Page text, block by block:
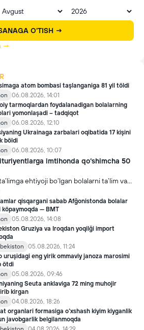
O'TISH →
→
atom bombasi taşlanganiga 81 yil töldi
06.08.2026, 14:01
tarmoqlardan foydalanadigan bolalarning
yomonlaşadi – tadqiqot
06.08.2026, 12:10
Ukrainaga zarbalari oqibatida 17 kişini
böldi
06.08.2026, 10:07
imtihonda qo‘shimcha 50
ehtiyoji bo‘lgan bolalarni ta’lim va
olish tizimini takomillashtirish
tadbirlar to‘g‘risida"gi qarori bilan
qator yangi mexanizmlar joriy etilmoqda.
qisqargani sabab Afğonistonda bolalar
köpaymoqda — BMT
05.08.2026, 14:08
Gruziya va Iroqdan yoqilği import
05.08.2026, 11:24
uruşidagi eng yirik ommaviy janoza marosimi
ötdi
05.08.2026, 09:46
Seuta anklaviga 72 ming muhojir
kirgan
04.08.2026, 18:26
organlari formasiga o‘xshash kiyim kiyganlik
javobgarlik belgilanmoqda